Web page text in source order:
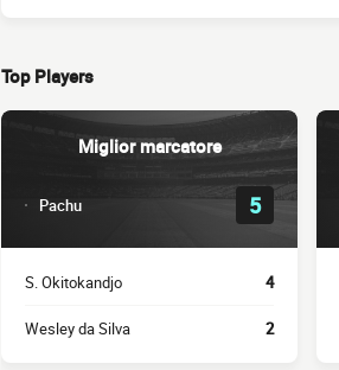
Top Players
Miglior marcatore
Pachu 5
S. Okitokandjo 4
Wesley da Silva 2